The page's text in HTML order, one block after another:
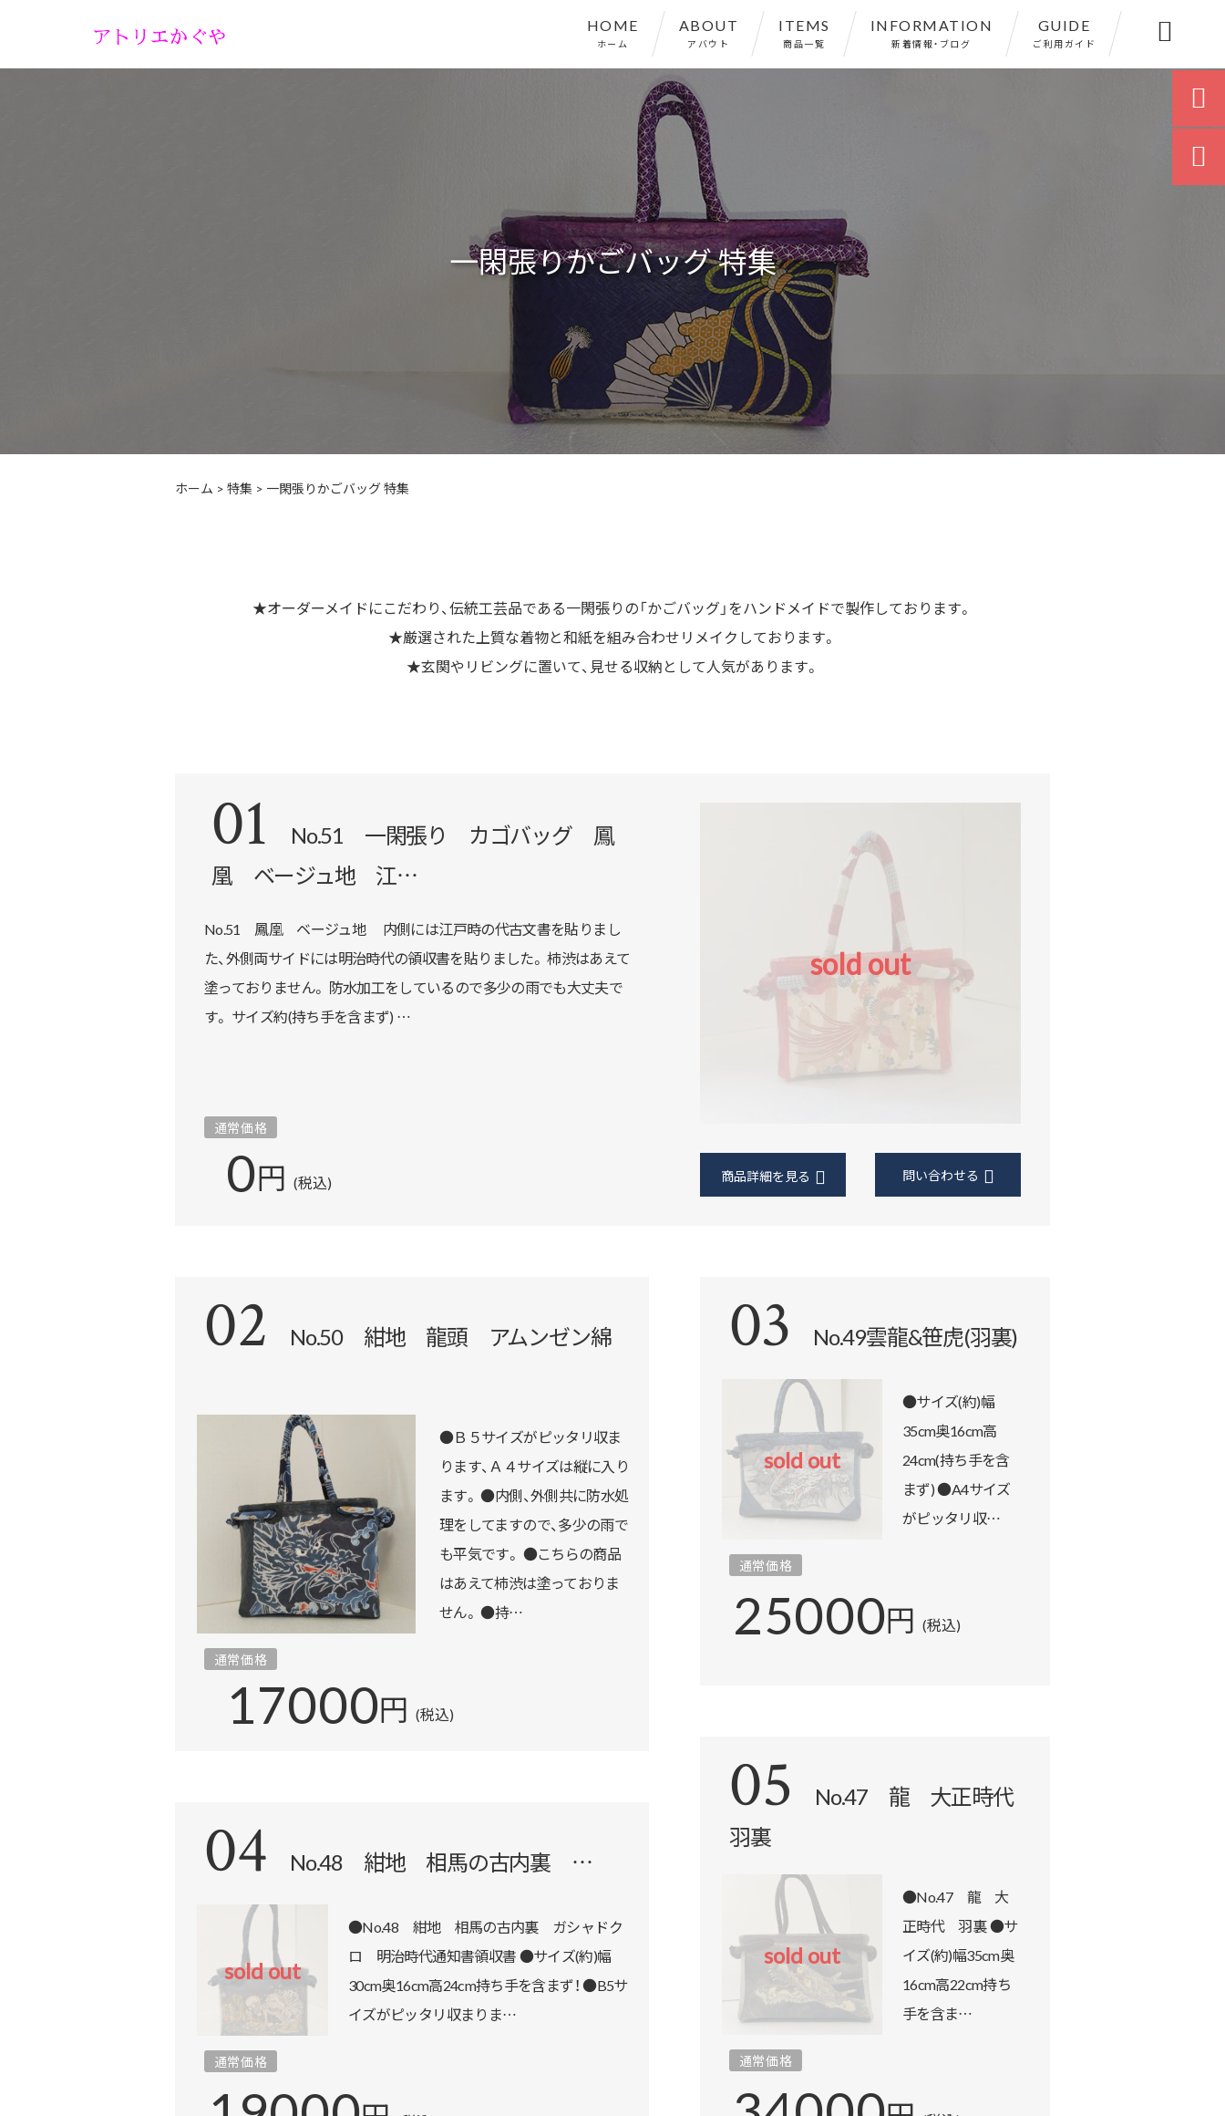
HOME
ホーム
ABOUT
アバウト
ITEMS
商品一覧
INFORMATION
新着情報・ブログ
GUIDE
ご利用ガイド 
一閑張りかごバッグ 特集
ホーム > 特集 > 一閑張りかごバッグ 特集
★オーダーメイドにこだわり、伝統工芸品である一閑張りの「かごバッグ」をハンドメイドで製作しております。
★厳選された上質な着物と和紙を組み合わせリメイクしております。
★玄関やリビングに置いて、見せる収納として人気があります。
01
No.51 一閑張り カゴバッグ 鳳
凰 ベージュ地 江…
sold out
No.51 鳳凰 ベージュ地 内側には江戸時の代古文書を貼りまし
た、外側両サイドには明治時代の領収書を貼りました。 柿渋はあえて
塗っておりません。 防水加工をしているので多少の雨でも大丈夫で
す。 サイズ約(持ち手を含まず) …
通常価格
0円 (税込) 商品詳細を見る
02 No.50 紺地 龍頭 アムンゼン綿
●Ｂ５サイズがピッタリ収ま
ります、Ａ４サイズは縦に入り
ます。 ●内側、外側共に防水処
理をしてますので、多少の雨で
も平気です。 ●こちらの商品
はあえて柿渋は塗っておりま
せん。 ●持…
通常価格
17000円 (税込)
商品詳細を見る
ショップで購入
03 No.49雲龍&笹虎(羽裏)
sold out
●サイズ(約)幅
35cm奥16cm高
24cm(持ち手を含
まず) ●A4サイズ
がピッタリ収…
通常価格
25000円 (税込)
商品詳細を見る
04 No.48 紺地 相馬の古内裏 …
sold out
●No.48 紺地 相馬の古内裏 ガシャドク
ロ 明治時代通知書領収書 ●サイズ(約)幅
30cm奥16cm高24cm持ち手を含まず！ ●B5サ
イズがピッタリ収まりま…
通常価格
商品詳細を見る
05
No.47 龍 大正時代
羽裏
sold out
●No.47 龍 大
正時代 羽裏 ●サ
イズ(約)幅35cm奥
16cm高22cm持ち
手を含ま…
通常価格
商品詳細を見る

